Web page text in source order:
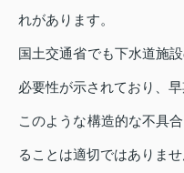
れがあります。
国土交通省でも下水道施
必要性が示されており、
このような構造的な不具
ることは適切ではありませ